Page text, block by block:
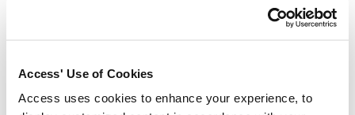
Access' Use of Cookies
Access uses cookies to enhance your experience, to